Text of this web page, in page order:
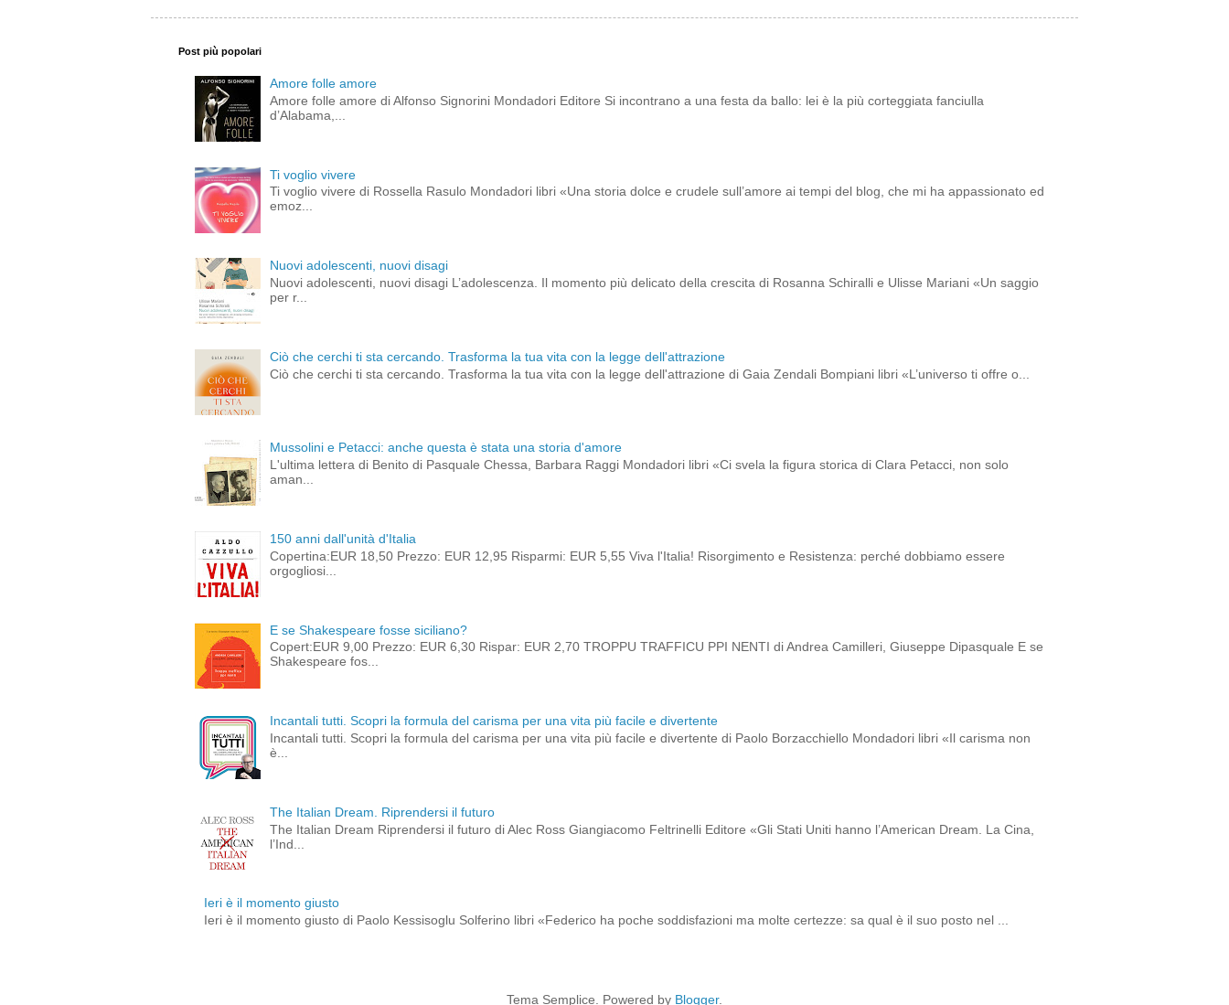
Post più popolari
Amore folle amore
Amore folle amore di Alfonso Signorini Mondadori Editore Si incontrano a una festa da ballo: lei è la più corteggiata fanciulla
d’Alabama,...
Ti voglio vivere
Ti voglio vivere di Rossella Rasulo Mondadori libri «Una storia dolce e crudele sull’amore ai tempi del blog, che mi ha appassionato ed
emoz...
Nuovi adolescenti, nuovi disagi
Nuovi adolescenti, nuovi disagi L’adolescenza. Il momento più delicato della crescita di Rosanna Schiralli e Ulisse Mariani «Un saggio
per r...
Ciò che cerchi ti sta cercando. Trasforma la tua vita con la legge dell'attrazione
Ciò che cerchi ti sta cercando. Trasforma la tua vita con la legge dell'attrazione di Gaia Zendali Bompiani libri «L’universo ti offre o...
Mussolini e Petacci: anche questa è stata una storia d'amore
L'ultima lettera di Benito di Pasquale Chessa, Barbara Raggi Mondadori libri «Ci svela la figura storica di Clara Petacci, non solo
aman...
150 anni dall'unità d'Italia
Copertina:EUR 18,50 Prezzo: EUR 12,95 Risparmi: EUR 5,55 Viva l'Italia! Risorgimento e Resistenza: perché dobbiamo essere
orgogliosi...
E se Shakespeare fosse siciliano?
Copert:EUR 9,00 Prezzo: EUR 6,30 Rispar: EUR 2,70 TROPPU TRAFFICU PPI NENTI di Andrea Camilleri, Giuseppe Dipasquale E se
Shakespeare fos...
Incantali tutti. Scopri la formula del carisma per una vita più facile e divertente
Incantali tutti. Scopri la formula del carisma per una vita più facile e divertente di Paolo Borzacchiello Mondadori libri «Il carisma non
è...
The Italian Dream. Riprendersi il futuro
The Italian Dream Riprendersi il futuro di Alec Ross Giangiacomo Feltrinelli Editore «Gli Stati Uniti hanno l’American Dream. La Cina,
l’Ind...
Ieri è il momento giusto
Ieri è il momento giusto di Paolo Kessisoglu Solferino libri «Federico ha poche soddisfazioni ma molte certezze: sa qual è il suo posto nel ...
Tema Semplice. Powered by Blogger.